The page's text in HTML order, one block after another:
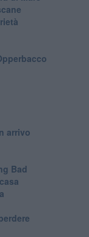
arrivo
Bad